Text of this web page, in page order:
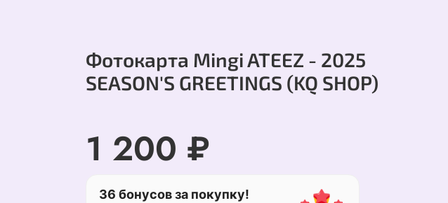
Фотокарта Mingi ATEEZ - 2025
SEASON'S GREETINGS (KQ SHOP)
1 200 ₽
36 бонусов за покупку!